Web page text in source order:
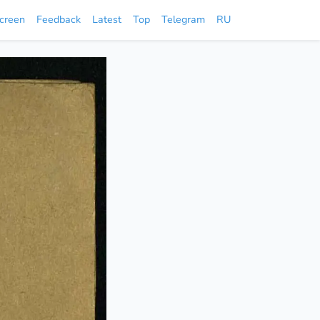
Feedback Latest Top Telegram RU